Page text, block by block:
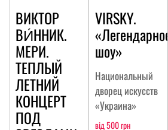
ВИКТОР
ВИ́ННИК.
МЕРИ.
ТЕПЛЫЙ
ЛЕТНИЙ
КОНЦЕРТ
ПОД
VIRSKY.
«Легендарное
шоу»
Национальный
дворец искусств
«Украина»
від 500 грн